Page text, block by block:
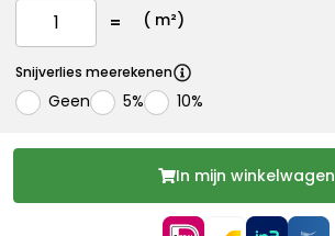
( m²)
Snijverlies meerekenen
Geen 5% 10%
In mijn winkelwagen